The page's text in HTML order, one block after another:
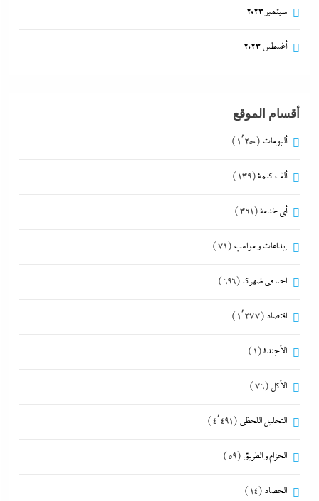
سبتمبر 2023
أغسطس 2023
أقسام الموقع
ألبومات (1٬250)
ألف كلمة(139)
أي خدمة(361)
إبداعات و مواهب (71)
احنا في ضهرك (696)
اقتصاد (1٬277)
الأجندة(1)
الأكل (76)
التحليل اللحظي (4٬491)
الحزام و الطريق (59)
الحصاد (14)